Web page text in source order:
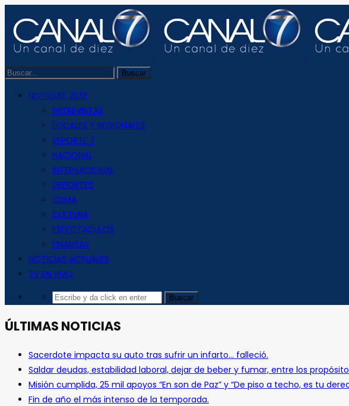
NOTICIAS 2019
ENTREVISTAS
LOCALES Y REGIONALES
REPORTE 7
NACIONAL
INTERNACIONAL
DEPORTES
CLIMA
CULTURA
ESPECTACULOS
FINANZAS
NOTICIAS ACTUALES
TV EN VIVO
ÚLTIMAS NOTICIAS
Sacerdote impacta su auto tras sufrir un infarto… falleció.
Saldar deudas, estabilidad laboral, dejar de beber y fumar, entre los
Misión cumplida, 25 mil apoyos “En son de Paz” y “De piso a techo, es tu
Fin de año el más intenso de la temporada.